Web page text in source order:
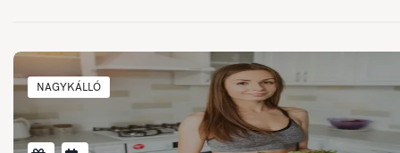
NAGYKÁLLÓ